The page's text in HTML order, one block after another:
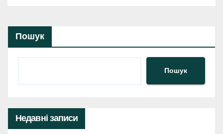
Пошук
Пошук
Недавні записи